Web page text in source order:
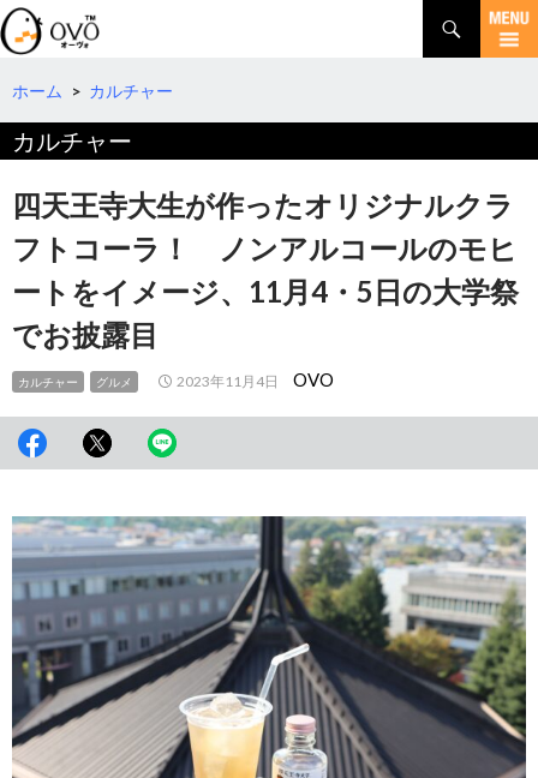
検
索
コ
テ
ツ
へ
動
ホーム > カルチャー
カルチャー
四天王寺大生が作ったオリジナルクラ
フトコーラ！ ノンアルコールのモヒ
ートをイメージ、11月4・5日の大学祭
でお披露目
カルチャー グルメ 2023年11月4日 OVO